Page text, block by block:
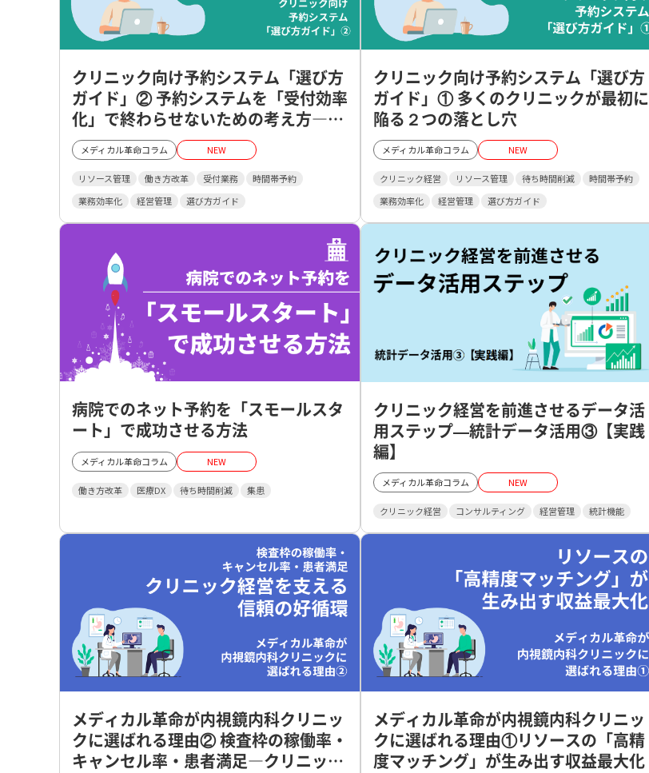
クリニック向け予約システム「選び方
ガイド」② 予約システムを「受付効率
化」で終わらせないための考え方―医
療の予約は、こう進化させていくー
メディカル革命コラム NEW
リソース管理 働き方改革 受付業務
時間帯予約
業務効率化
経営管理 選び方ガイド
クリニック向け予約システム「選び方
ガイド」① 多くのクリニックが最初に
陥る２つの落とし穴
メディカル革命コラム NEW
クリニック経営 リソース管理 待ち時間削減
時間帯予約
業務効率化
経営管理 選び方ガイド
病院でのネット予約を「スモールスタ
ート」で成功させる方法
メディカル革命コラム NEW
働き方改革 医療DX 待ち時間削減 集患
クリニック経営を前進させるデータ活
用ステップ—統計データ活用③【実践
編】
メディカル革命コラム NEW
クリニック経営 コンサルティング 経営管理 統計機能
メディカル革命が内視鏡内科クリニッ
クに選ばれる理由② 検査枠の稼働率・
キャンセル率・患者満足―クリニック
メディカル革命が内視鏡内科クリニッ
クに選ばれる理由①リソースの「高精
度マッチング」が生み出す収益最大化